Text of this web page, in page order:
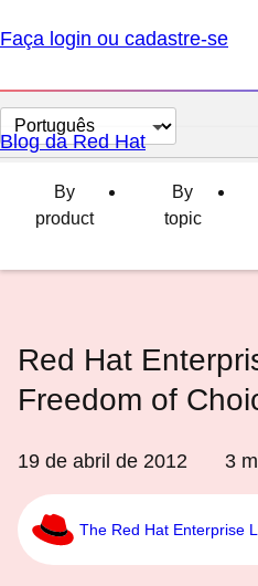
Faça login ou cadastre-se
Selecionar
idioma
Blog da Red Hat
By
product
By
topic
Red Hat
Freedom of
19 de abril de 2012 3
The Red Hat Enterprise